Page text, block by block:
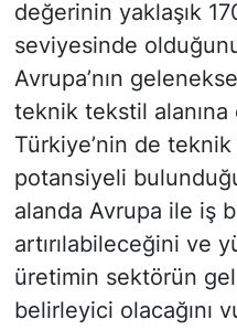
değerinin yaklaşık
seviyesinde
Avrupa’nın
teknik tekstil alanına
Türkiye’nin de
potansiyeli
alanda Avrupa ile iş
artırılabileceğini ve
üretimin sektörün
belirleyici olacağını